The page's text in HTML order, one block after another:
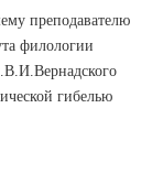
преподавателю
филологии
гибелью